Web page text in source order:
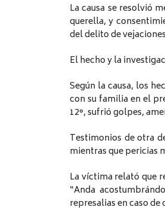
La causa se resolvió
querella, y
del delito de
El hecho y la
Según la causa, los
con su familia en el
12°, sufrió golpes,
Testimonios de otra
mientras que pericias
La víctima relató que
“Anda
represalias en caso de